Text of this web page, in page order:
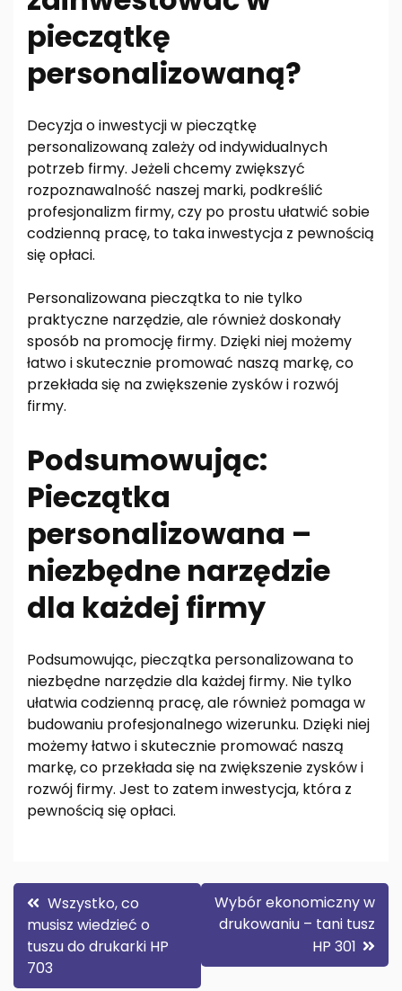
pieczątkę
personalizowaną?
Decyzja o inwestycji w pieczątkę
personalizowaną zależy od indywidualnych
potrzeb firmy. Jeżeli chcemy zwiększyć
rozpoznawalność naszej marki, podkreślić
profesjonalizm firmy, czy po prostu ułatwić sobie
codzienną pracę, to taka inwestycja z pewnością
się opłaci.
Personalizowana pieczątka to nie tylko
praktyczne narzędzie, ale również doskonały
sposób na promocję firmy. Dzięki niej możemy
łatwo i skutecznie promować naszą markę, co
przekłada się na zwiększenie zysków i rozwój
firmy.
Podsumowując:
Pieczątka
personalizowana –
niezbędne narzędzie
dla każdej firmy
Podsumowując, pieczątka personalizowana to
niezbędne narzędzie dla każdej firmy. Nie tylko
ułatwia codzienną pracę, ale również pomaga w
budowaniu profesjonalnego wizerunku. Dzięki niej
możemy łatwo i skutecznie promować naszą
markę, co przekłada się na zwiększenie zysków i
rozwój firmy. Jest to zatem inwestycja, która z
pewnością się opłaci.
Nawigacja
wpisu
Wszystko, co
musisz wiedzieć o
tuszu do drukarki HP
703
Wybór ekonomiczny w
drukowaniu – tani tusz
HP 301